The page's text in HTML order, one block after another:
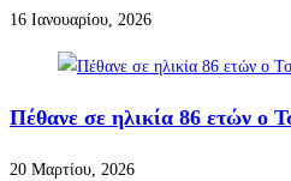
16 Ιανουαρίου, 2026
Πέθανε σε ηλικία 86 ετών ο
20 Μαρτίου, 2026